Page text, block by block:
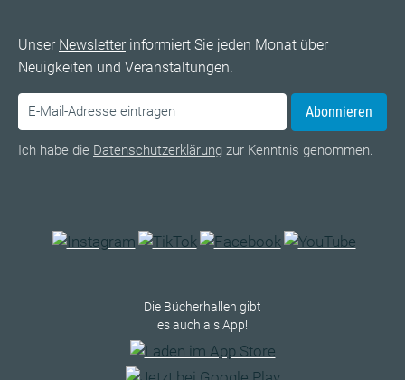
Unser Newsletterinformiert Sie jeden Monat über
Neuigkeiten und Veranstaltungen.
Abonnieren
Ich habe die Datenschutzerklärung zur Kenntnis genommen.
Die Bücherhallen gibt
es auch als App!